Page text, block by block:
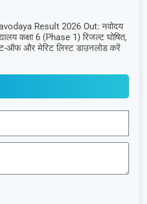
Result 2026 Out: नवोदय
कक्षा 6 (Phase 1) रिजल्ट घोषित,
ऑफ और मेरिट लिस्ट डाउनलोड करें